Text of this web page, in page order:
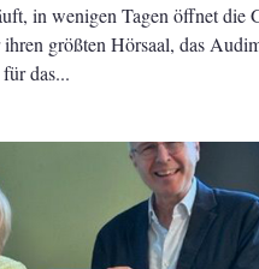
in wenigen Tagen öffnet die
größten Hörsaal, das
das